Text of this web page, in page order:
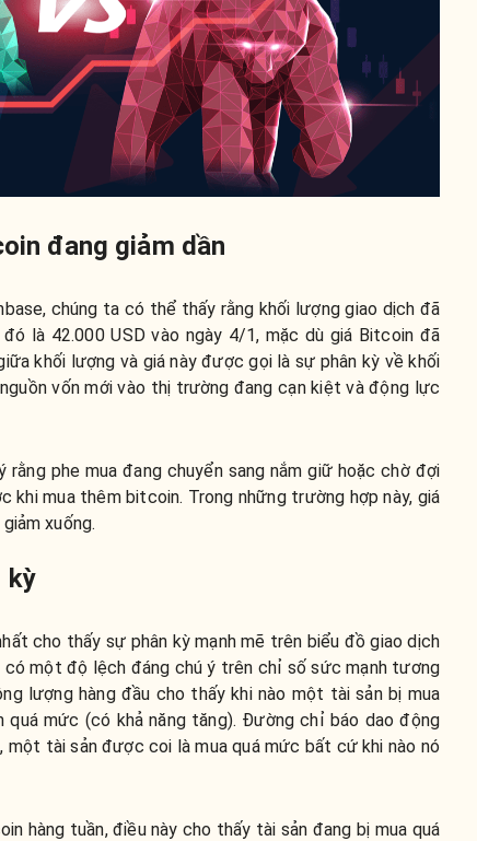
đang giảm dần
chúng ta có thể thấy rằng khối lượng giao dịch đã
là 42.000 USD vào ngày 4/1, mặc dù giá Bitcoin đã
khối lượng và giá này được gọi là sự phân kỳ về khối
vốn mới vào thị trường đang cạn kiệt và động lực
phe mua đang chuyển sang nắm giữ hoặc chờ đợi
mua thêm bitcoin. Trong những trường hợp này, giá
xuống.
kỳ
cho thấy sự phân kỳ mạnh mẽ trên biểu đồ giao dịch
có một độ lệch đáng chú ý trên chỉ số sức mạnh tương
lượng hàng đầu cho thấy khi nào một tài sản bị mua
quá mức (có khả năng tăng). Đường chỉ báo dao động
tài sản được coi là mua quá mức bất cứ khi nào nó
hàng tuần, điều này cho thấy tài sản đang bị mua quá